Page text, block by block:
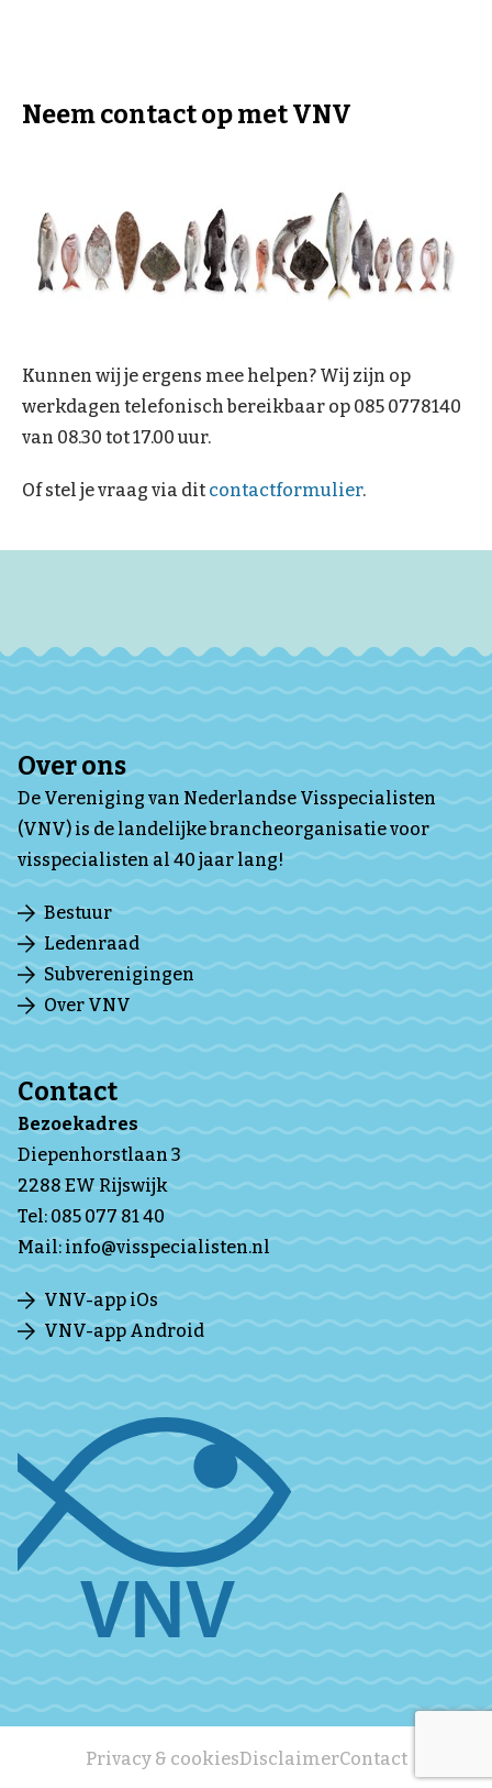
Neem contact op met VNV
Kunnen wij je ergens mee helpen? Wij zijn op
werkdagen telefonisch bereikbaar op 085 0778140
van 08.30 tot 17.00 uur.
Of stel je vraag via dit contactformulier.
Over ons
De Vereniging van Nederlandse Visspecialisten
(VNV) is de landelijke brancheorganisatie voor
visspecialisten al 40 jaar lang!
Bestuur
Ledenraad
Subverenigingen
Over VNV
Contact
Bezoekadres
Diepenhorstlaan 3
2288 EW Rijswijk
Tel:085 077 81 40
Mail:info@visspecialisten.nl
VNV-app iOs
VNV-app Android
Privacy & cookiesDisclaimerContact